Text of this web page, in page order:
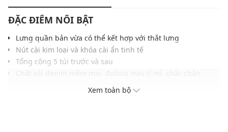
ĐẶC ĐIỂM NỔI BẬT
Lưng quần bản vừa có thể kết hợp với thắt lưng
Nút cài kim loại và khóa cài ẩn tinh tế
Tổng cộng 5 túi trước và sau
Dễ phối cùng áo thun, sơ mi hoặc hoodie
Xem toàn bộ